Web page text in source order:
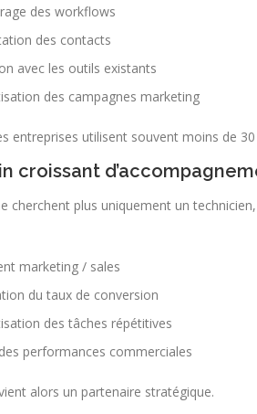
des workflows
des contacts
avec les outils existants
des campagnes marketing
entreprises utilisent souvent moins de
croissant
cherchent plus uniquement un
marketing / sales
du taux de conversion
des tâches répétitives
performances commerciales
alors un partenaire stratégique.